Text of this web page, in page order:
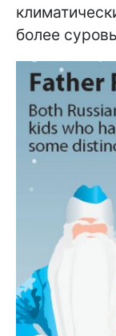
более